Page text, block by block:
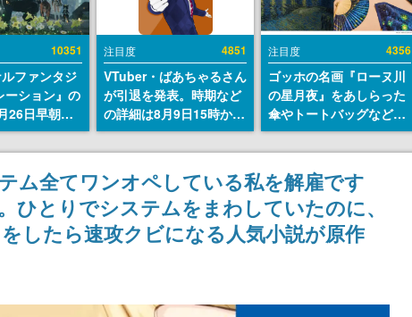
10351
ルファンタジ
ション』の
26日早朝に
』リメイ
完結編、
」のオープ
ライブにて
の浜口直樹
予定
注目度 4851
VTuber・ばあちゃるさん
が引退を発表。時期など
の詳細は8月9日15時から
の配信で説明
注目度 4356
ゴッホの名画『ローヌ川
の星月夜』をあしらった
傘やトートバッグなどが
登場。8月7日21時より2
日間限定で予約販売
ム全てワンオペしている私を解雇です
ひとりでシステムをまわしていたのに、
したら速攻クビになる人気小説が原作